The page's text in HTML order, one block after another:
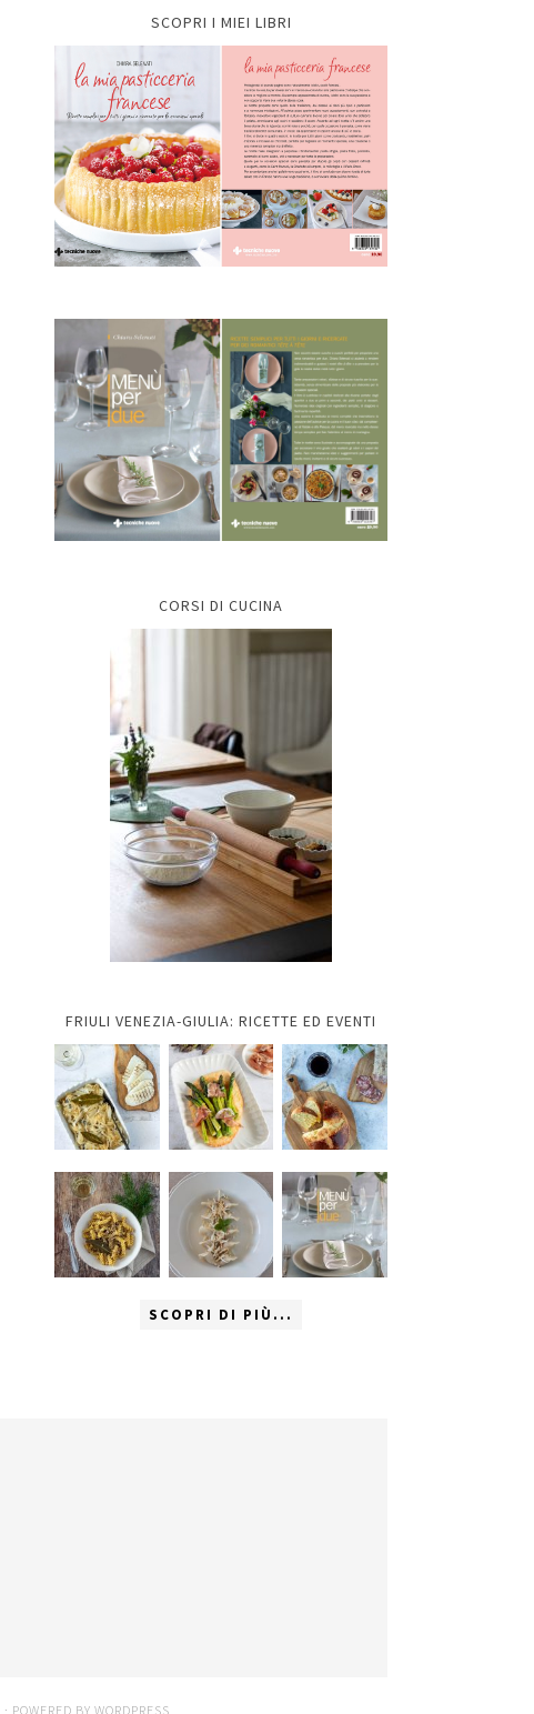
SCOPRI I MIEI LIBRI
CORSI DI CUCINA
FRIULI VENEZIA-GIULIA: RICETTE ED EVENTI
SCOPRI DI PIÙ...
· POWERED BY WORDPRESS